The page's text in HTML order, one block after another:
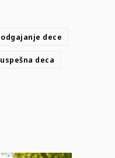
odgajanje dece
uspešna deca